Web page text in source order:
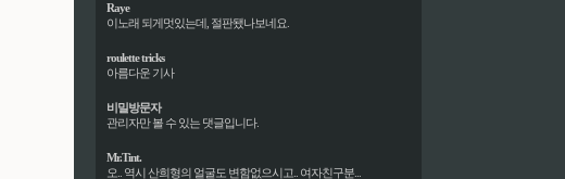
Raye
이노래 되게멋있는데, 절판됐나보네요.
roulette tricks
아름다운 기사
비밀방문자
관리자만 볼 수 있는 댓글입니다.
Mr.Tint.
오.. 역시 산희형의 얼굴도 변함없으시고.. 여자친구분...